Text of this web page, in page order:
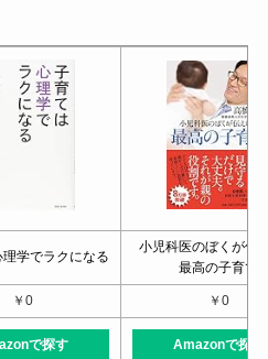
学でラクになる
小児科医のぼくが伝
最高の子育て
￥0 ￥0
で探す Amazonで探す